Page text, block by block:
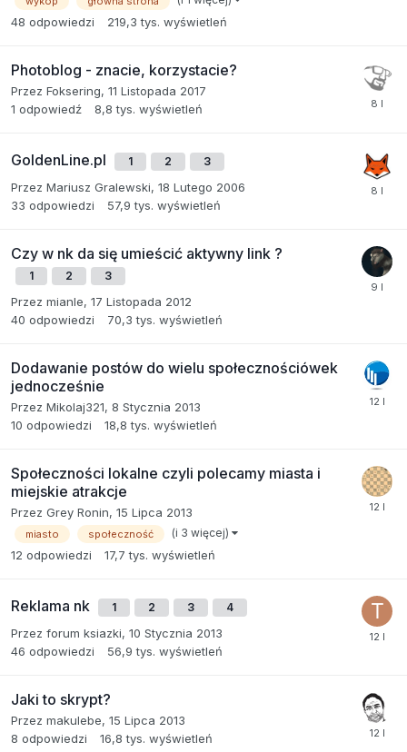
48 odpowiedzi 219,3 tys. wyświetleń
Photoblog - znacie, korzystacie?
Przez Foksering, 11 Listopada 2017
1 odpowiedź 8,8 tys. wyświetleń
GoldenLine.pl 1 2 3
Przez Mariusz Gralewski, 18 Lutego 2006
33 odpowiedzi 57,9 tys. wyświetleń
Czy w nk da się umieścić aktywny link ?
1 2 3
Przez mianle, 17 Listopada 2012
40 odpowiedzi 70,3 tys. wyświetleń
Dodawanie postów do wielu społecznościówek
jednocześnie
Przez Mikolaj321, 8 Stycznia 2013
10 odpowiedzi 18,8 tys. wyświetleń
Społeczności lokalne czyli polecamy miasta i
miejskie atrakcje
Przez Grey Ronin, 15 Lipca 2013
miasto społeczność (i 3 więcej)
12 odpowiedzi 17,7 tys. wyświetleń
Reklama nk 1 2 3 4
Przez forum ksiazki, 10 Stycznia 2013
46 odpowiedzi 56,9 tys. wyświetleń
Jaki to skrypt?
Przez makulebe, 15 Lipca 2013
8 odpowiedzi 16,8 tys. wyświetleń